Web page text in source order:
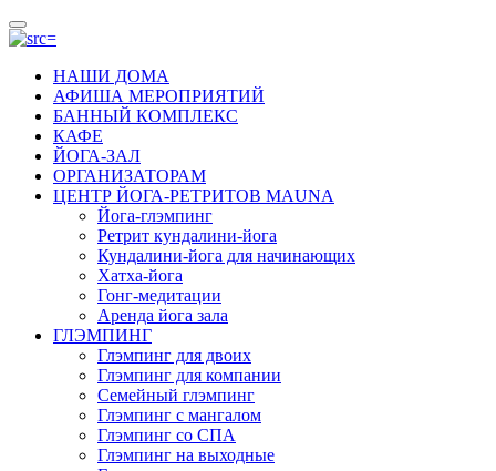
НАШИ ДОМА
АФИША МЕРОПРИЯТИЙ
БАННЫЙ КОМПЛЕКС
КАФЕ
ЙОГА-ЗАЛ
ОРГАНИЗАТОРАМ
ЦЕНТР ЙОГА-РЕТРИТОВ MAUNA
Йога-глэмпинг
Ретрит кундалини-йога
Кундалини-йога для начинающих
Хатха-йога
Гонг-медитации
Аренда йога зала
ГЛЭМПИНГ
Глэмпинг для двоих
Глэмпинг для компании
Семейный глэмпинг
Глэмпинг с мангалом
Глэмпинг со СПА
Глэмпинг на выходные